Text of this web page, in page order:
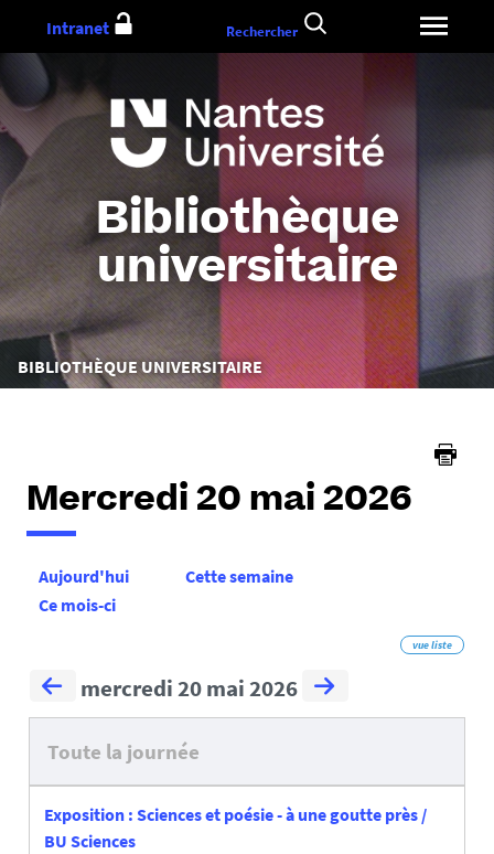
au
Bibliothèque
universitaire
Vous
êtes
BIBLIOTHÈQUE UNIVERSITAIRE
Intranet Rechercher
Mercredi 20 mai 2026
Aujourd'hui
Cette semaine
Ce mois-ci
vue liste
mercredi 20 mai 2026
Toute la journée
Exposition : Sciences et poésie - à une goutte près /
BU Sciences